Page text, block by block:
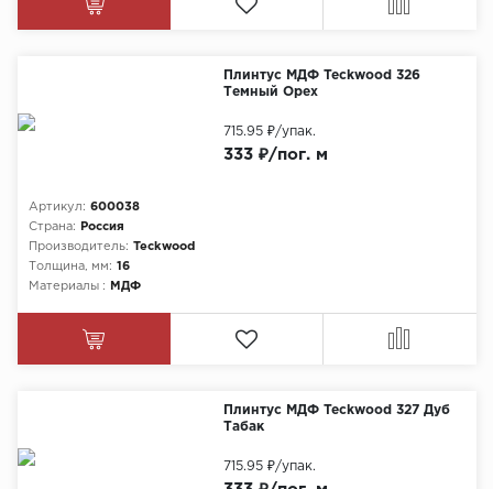
Плинтус МДФ Teckwood 326
Темный Орех
Артикул: 600038
Страна:
Россия
Производитель: Teckwood
Толщина, мм: 16
Материалы :
МДФ
333 ₽/пог. м
715.95 ₽/упак.
Плинтус МДФ Teckwood 327 Дуб
Табак
715.95 ₽/упак.